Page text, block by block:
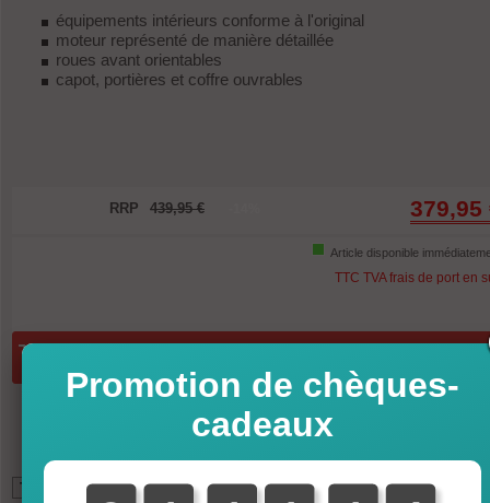
équipements intérieurs conforme à l'original
moteur représenté de manière détaillée
roues avant orientables
capot, portières et coffre ouvrables
RRP 439,95 € 379,95
Article disponible
TTC TVA frais de port en
Promotion de chèques-
cadeaux